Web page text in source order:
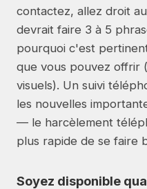
contactez, allez droit
devrait faire 3 à 5
pourquoi c'est
que vous pouvez offrir
visuels). Un suivi
les nouvelles
— le harcèlement
plus rapide de se faire
Soyez disponible